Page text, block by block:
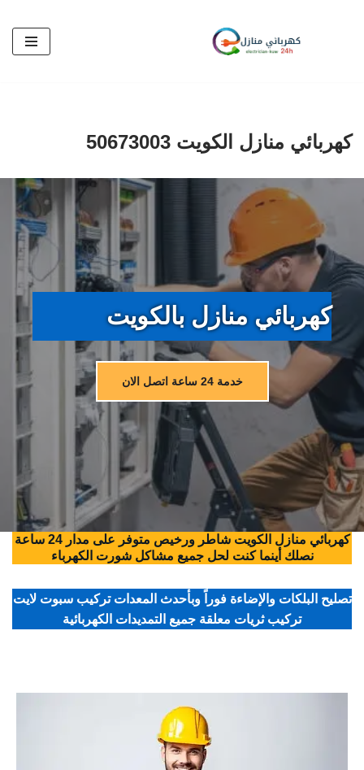
كهربائي منازل الكويت 50673003
كهربائي منازل بالكويت
خدمة 24 ساعة اتصل الان
كهربائي منازل الكويت شاطر ورخيص متوفر على مدار 24 ساعة
نصلك أينما كنت لحل جميع مشاكل شورت الكهرباء
تصليح البلكات والإضاءة فوراً وبأحدث المعدات تركيب سبوت لايت
تركيب ثريات معلقة جميع التمديدات الكهربائية